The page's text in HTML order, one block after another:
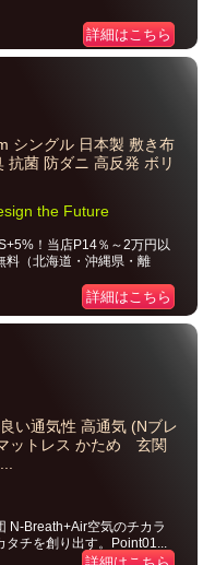
詳細はこちら
シングル 日本製 敷き布
抗菌 防ダニ 高反発 ボリ
the Future
！当店P14％～2万円以
料（北海道・沖縄県・離
詳細はこちら
い通気性 高通気 (Nブレ
ットレス かため 玄関
N-Breath+Air空気のチカラ
タチを創り出す。Point01...